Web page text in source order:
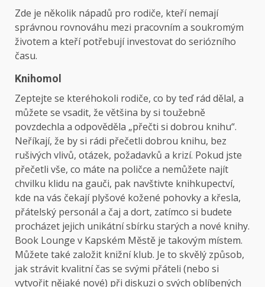
Zde je několik nápadů pro rodiče, kteří nemají
správnou rovnováhu mezi pracovním a soukromým
životem a kteří potřebují investovat do seriózního
času.
Knihomol
Zeptejte se kteréhokoli rodiče, co by teď rád dělal, a
můžete se vsadit, že většina by si toužebně
povzdechla a odpověděla „přečti si dobrou knihu“.
Neříkají, že by si rádi přečetli dobrou knihu, bez
rušivých vlivů, otázek, požadavků a krizí. Pokud jste
přečetli vše, co máte na poličce a nemůžete najít
chvilku klidu na gauči, pak navštivte knihkupectví,
kde na vás čekají plyšové kožené pohovky a křesla,
přátelský personál a čaj a dort, zatímco si budete
procházet jejich unikátní sbírku starých a nové knihy.
Book Lounge v Kapském Městě je takovým místem.
Můžete také založit knižní klub. Je to skvělý způsob,
jak strávit kvalitní čas se svými přáteli (nebo si
vytvořit nějaké nové) při diskuzi o svých oblíbených